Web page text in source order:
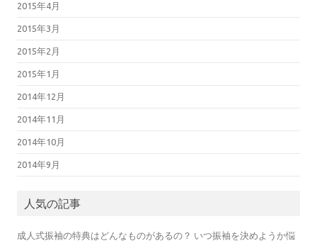
2015年4月
2015年3月
2015年2月
2015年1月
2014年12月
2014年11月
2014年10月
2014年9月
人気の記事
成人式振袖の特典はどんなものがあるの？ いつ振袖を決めようか悩